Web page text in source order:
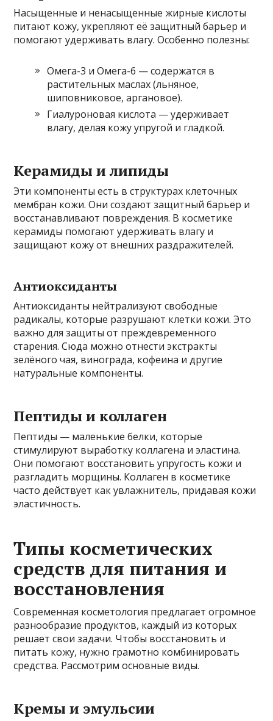
Насыщенные и ненасыщенные жирные кислоты
питают кожу, укрепляют её защитный барьер и
помогают удерживать влагу. Особенно полезны:
Омега-3 и Омега-6 — содержатся в
растительных маслах (льняное,
шиповниковое, аргановое).
Гиалуроновая кислота — удерживает
влагу, делая кожу упругой и гладкой.
Керамиды и липиды
Эти компоненты есть в структурах клеточных
мембран кожи. Они создают защитный барьер и
восстанавливают повреждения. В косметике
керамиды помогают удерживать влагу и
защищают кожу от внешних раздражителей.
Антиоксиданты
Антиоксиданты нейтрализуют свободные
радикалы, которые разрушают клетки кожи. Это
важно для защиты от преждевременного
старения. Сюда можно отнести экстракты
зелёного чая, винограда, кофеина и другие
натуральные компоненты.
Пептиды и коллаген
Пептиды — маленькие белки, которые
стимулируют выработку коллагена и эластина.
Они помогают восстановить упругость кожи и
разгладить морщины. Коллаген в косметике
часто действует как увлажнитель, придавая кожи
эластичность.
Типы косметических
средств для питания и
восстановления
Современная косметология предлагает огромное
разнообразие продуктов, каждый из которых
решает свои задачи. Чтобы восстановить и
питать кожу, нужно грамотно комбинировать
средства. Рассмотрим основные виды.
Кремы и эмульсии